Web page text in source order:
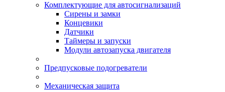
Комплектующие для автосигнализаций
Сирены и замки
Концевики
Датчики
Таймеры и запуски
Модули автозапуска двигателя
Предпусковые подогреватели
Механическая защита